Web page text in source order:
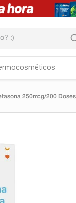
250mcg/200 Doses